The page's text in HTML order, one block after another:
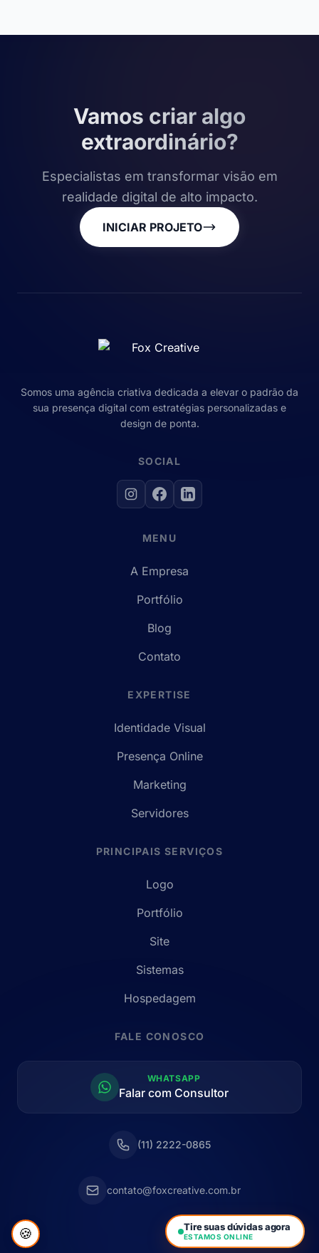
Vamos criar algo
extraordinário?
Especialistas em transformar visão em
realidade digital de alto impacto.
INICIAR PROJETO
Somos uma agência criativa dedicada a elevar o padrão da
sua presença digital com estratégias personalizadas e
design de ponta.
SOCIAL
MENU
A Empresa
Portfólio
Blog
Contato
EXPERTISE
Identidade Visual
Presença Online
Marketing
Servidores
PRINCIPAIS SERVIÇOS
Logo
Portfólio
Site
Sistemas
Hospedagem
FALE CONOSCO
WHATSAPP
Falar com Consultor
(11) 2222-0865
contato@foxcreative.com.br
Tire suas dúvidas agora
ESTAMOS ONLINE
🍪